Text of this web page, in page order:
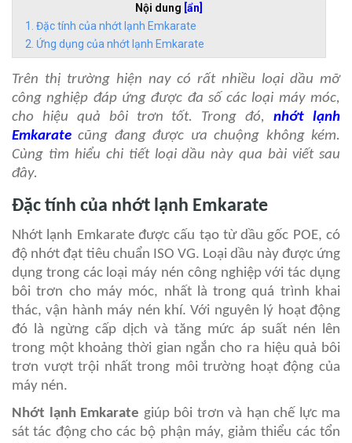
Nội dung [ẩn]
Đặc tính của nhớt lạnh Emkarate
Ứng dụng của nhớt lạnh Emkarate
Trên thị trường hiện nay có rất nhiều loại dầu mỡ
công nghiệp đáp ứng được đa số các loại máy móc,
cho hiệu quả bôi trơn tốt. Trong đó,nhớt lạnh
Emkarate cũng đang được ưa chuộng không kém.
Cùng tìm hiểu chi tiết loại dầu này qua bài viết sau
đây.
Đặc tính của nhớt lạnh Emkarate
Nhớt lạnh Emkarate được cấu tạo từ dầu gốc POE, có
độ nhớt đạt tiêu chuẩn ISO VG. Loại dầu này được ứng
dụng trong các loại máy nén công nghiệp với tác dụng
bôi trơn cho máy móc, nhất là trong quá trình khai
thác, vận hành máy nén khí. Với nguyên lý hoạt động
đó là ngừng cấp dịch và tăng mức áp suất nén lên
trong một khoảng thời gian ngắn cho ra hiệu quả bôi
trơn vượt trội nhất trong môi trường hoạt động của
máy nén.
Nhớt lạnh Emkarate giúp bôi trơn và hạn chế lực ma
sát tác động cho các bộ phận máy, giảm thiểu các tổn